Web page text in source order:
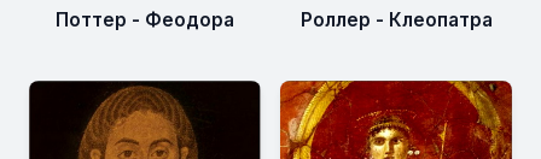
Поттер - Феодора Роллер - Клеопатра